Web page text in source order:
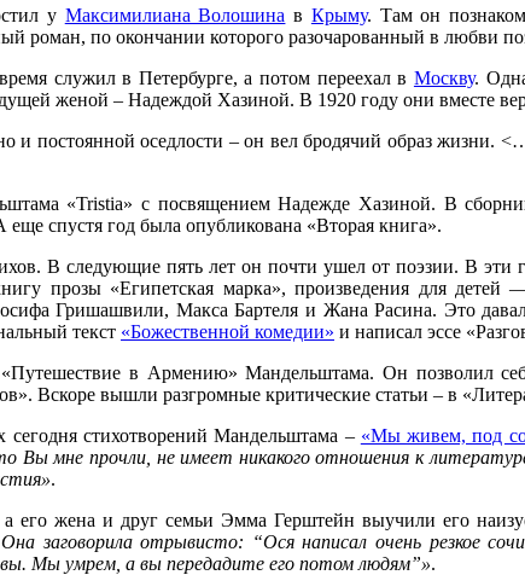
у Максимилиана Волошина в Крыму. Там он
роман, по окончании которого разочарованный в любви
служил в Петербурге, а потом переехал в Москву.
женой – Надеждой Хазиной. В 1920 году они вместе
и постоянной оседлости – он вел бродячий образ жизни.
«Tristia» с посвящением Надежде Хазиной. В
спустя год была опубликована «Вторая книга».
В следующие пять лет он почти ушел от поэзии. В
прозы «Египетская марка», произведения для детей
Гришашвили, Макса Бартеля и Жана Расина. Это
текст «Божественной комедии» и написал эссе
в Армению» Мандельштама. Он позволил
Вскоре вышли разгромные критические статьи – в
стихотворений Мандельштама – «Мы живем, под
Вы мне прочли, не имеет никакого отношения к
.
его жена и друг семьи Эмма Герштейн выучили его
отрывисто: “Ося написал очень резкое
Мы умрем, а вы передадите его потом людям”».